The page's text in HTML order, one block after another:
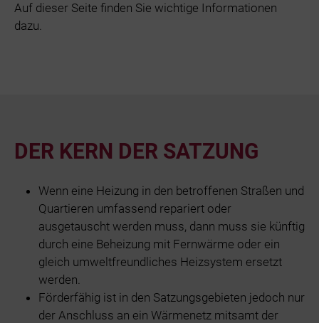
Auf dieser Seite finden Sie wichtige Informationen
dazu.
DER KERN DER SATZUNG
Wenn eine Heizung in den betroffenen Straßen und
Quartieren umfassend repariert oder
ausgetauscht werden muss, dann muss sie künftig
durch eine Beheizung mit Fernwärme oder ein
gleich umweltfreundliches Heizsystem ersetzt
werden.
Förderfähig ist in den Satzungsgebieten jedoch nur
der Anschluss an ein Wärmenetz mitsamt der